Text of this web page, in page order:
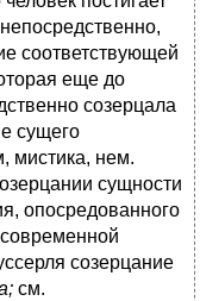
соответствующей
еще до
созерцала
сущего
мистика, нем.
сущности
опосредованного
созерцание
см.